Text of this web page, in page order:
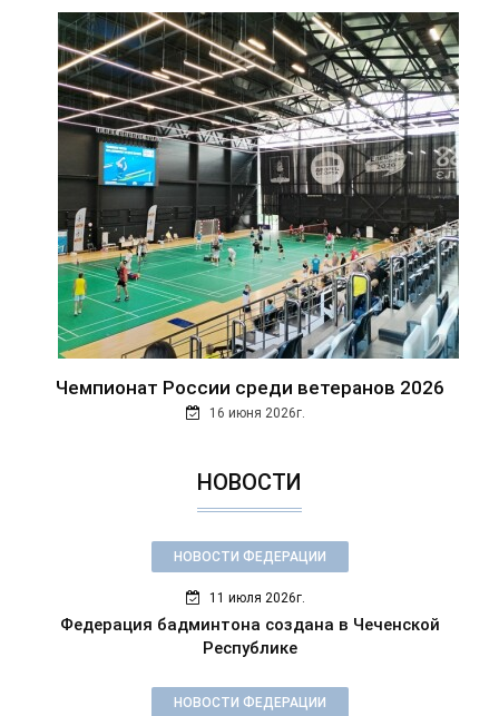
Чемпионат России среди ветеранов 2026
16 июня 2026г.
НОВОСТИ
НОВОСТИ ФЕДЕРАЦИИ
11 июля 2026г.
Федерация бадминтона создана в Чеченской
Республике
НОВОСТИ ФЕДЕРАЦИИ